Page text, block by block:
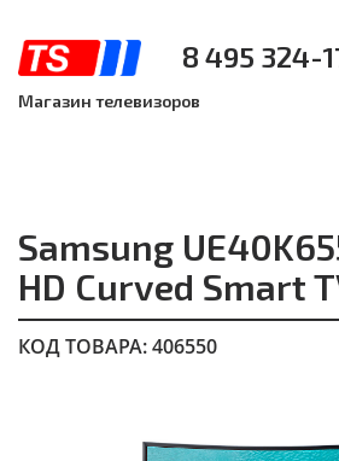
8 495 324-
Магазин телевизоров
Samsung
HD Curved Smart
КОД ТОВАРА: 406550